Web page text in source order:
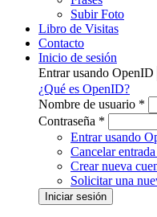
Subir Foto
Libro de Visitas
Contacto
Inicio de sesión
Entrar usando OpenID
¿Qué es OpenID?
Nombre de usuario *
Contraseña *
Entrar usando
Cancelar
Crear nueva
Solicitar una